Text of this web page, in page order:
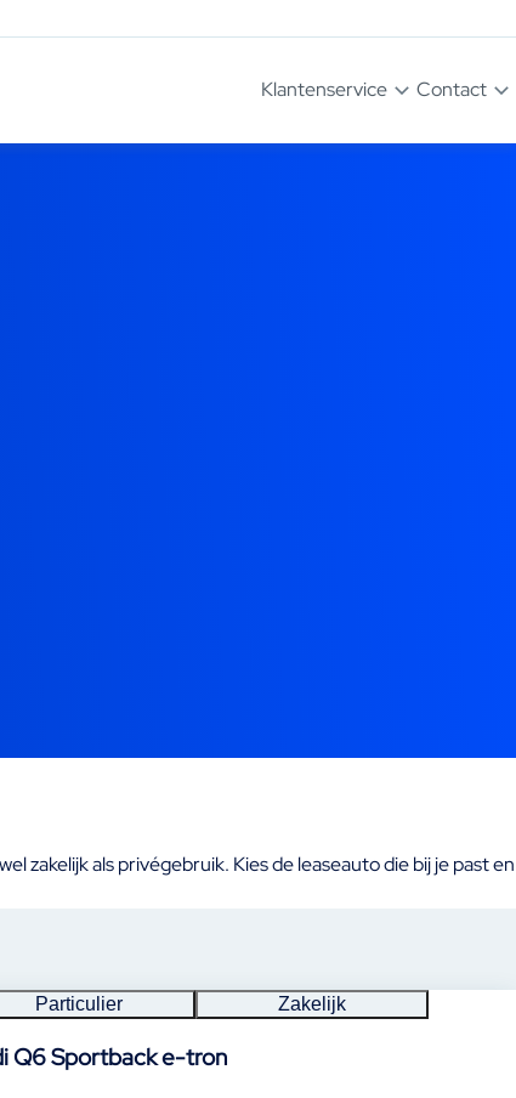
Klantenservice Contact
zakelijk als privégebruik. Kies de leaseauto die bij je past en
Particulier Zakelijk
Q6 Sportback e-tron